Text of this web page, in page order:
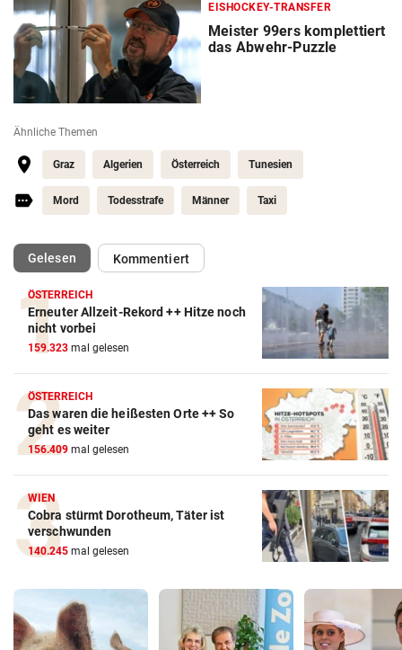
EISHOCKEY-TRANSFER
Meister 99ers komplettiert
das Abwehr-Puzzle
Ähnliche Themen
Graz Algerien Österreich Tunesien
Mord Todesstrafe Männer Taxi
Gelesen(ausgewählt)Kommentiert
ÖSTERREICH
Erneuter Allzeit-Rekord ++ Hitze noch
nicht vorbei
159.323 mal gelesen
ÖSTERREICH
Das waren die heißesten Orte ++ So
geht es weiter
156.409 mal gelesen
WIEN
Cobra stürmt Dorotheum, Täter ist
verschwunden
140.245 mal gelesen